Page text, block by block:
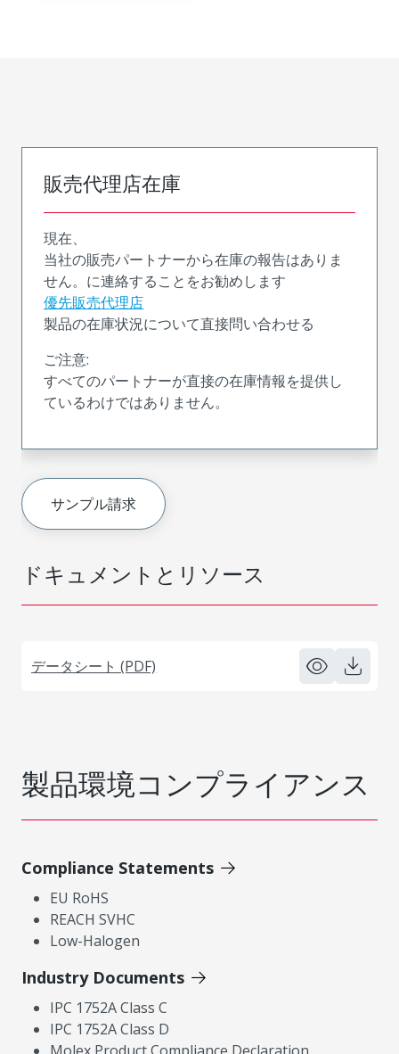
ドキュメントとリソース
データシート (PDF)
販売代理店在庫
現在、
当社の販売パートナーから在庫の報告はありま
せん。に連絡することをお勧めします
優先販売代理店
製品の在庫状況について直接問い合わせる
ご注意:
すべてのパートナーが直接の在庫情報を提供し
ているわけではありません。
サンプル請求
製品環境コンプライアンス
Compliance Statements
EU RoHS
REACH SVHC
Low-Halogen
Industry Documents
IPC 1752A Class C
IPC 1752A Class D